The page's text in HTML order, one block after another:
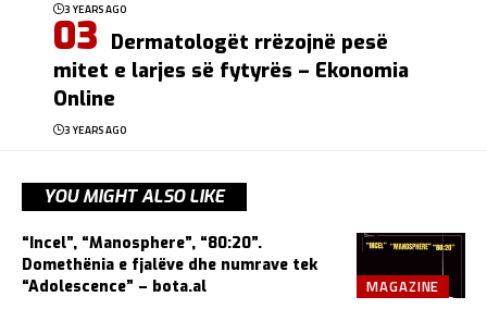
3 YEARS AGO
Dermatologët rrëzojnë pesë
mitet e larjes së fytyrës – Ekonomia
Online
3 YEARS AGO
YOU MIGHT ALSO LIKE
MAGAZINE
“Incel”, “Manosphere”, “80:20”.
Domethënia e fjalëve dhe numrave tek
“Adolescence” – bota.al